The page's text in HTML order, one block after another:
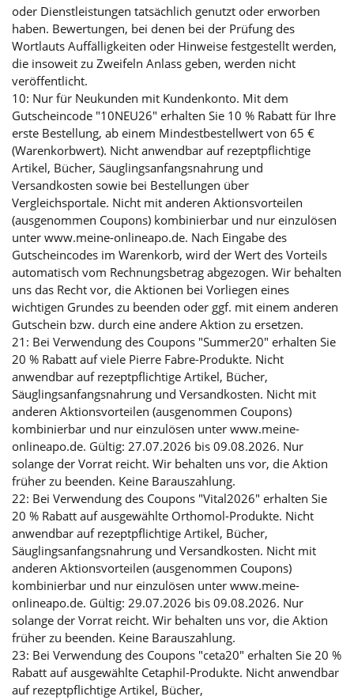
oder Dienstleistungen tatsächlich genutzt oder erworben
haben. Bewertungen, bei denen bei der Prüfung des
Wortlauts Auffälligkeiten oder Hinweise festgestellt werden,
die insoweit zu Zweifeln Anlass geben, werden nicht
veröffentlicht.
10: Nur für Neukunden mit Kundenkonto. Mit dem
Gutscheincode "10NEU26" erhalten Sie 10 % Rabatt für Ihre
erste Bestellung, ab einem Mindestbestellwert von 65 €
(Warenkorbwert). Nicht anwendbar auf rezeptpflichtige
Artikel, Bücher, Säuglingsanfangsnahrung und
Versandkosten sowie bei Bestellungen über
Vergleichsportale. Nicht mit anderen Aktionsvorteilen
(ausgenommen Coupons) kombinierbar und nur einzulösen
unter www.meine-onlineapo.de. Nach Eingabe des
Gutscheincodes im Warenkorb, wird der Wert des Vorteils
automatisch vom Rechnungsbetrag abgezogen. Wir behalten
uns das Recht vor, die Aktionen bei Vorliegen eines
wichtigen Grundes zu beenden oder ggf. mit einem anderen
Gutschein bzw. durch eine andere Aktion zu ersetzen.
21: Bei Verwendung des Coupons "Summer20" erhalten Sie
20 % Rabatt auf viele Pierre Fabre-Produkte. Nicht
anwendbar auf rezeptpflichtige Artikel, Bücher,
Säuglingsanfangsnahrung und Versandkosten. Nicht mit
anderen Aktionsvorteilen (ausgenommen Coupons)
kombinierbar und nur einzulösen unter www.meine-
onlineapo.de. Gültig: 27.07.2026 bis 09.08.2026. Nur
solange der Vorrat reicht. Wir behalten uns vor, die Aktion
früher zu beenden. Keine Barauszahlung.
22: Bei Verwendung des Coupons "Vital2026" erhalten Sie
20 % Rabatt auf ausgewählte Orthomol-Produkte. Nicht
anwendbar auf rezeptpflichtige Artikel, Bücher,
Säuglingsanfangsnahrung und Versandkosten. Nicht mit
anderen Aktionsvorteilen (ausgenommen Coupons)
kombinierbar und nur einzulösen unter www.meine-
onlineapo.de. Gültig: 29.07.2026 bis 09.08.2026. Nur
solange der Vorrat reicht. Wir behalten uns vor, die Aktion
früher zu beenden. Keine Barauszahlung.
23: Bei Verwendung des Coupons "ceta20" erhalten Sie 20 %
Rabatt auf ausgewählte Cetaphil-Produkte. Nicht anwendbar
auf rezeptpflichtige Artikel, Bücher,